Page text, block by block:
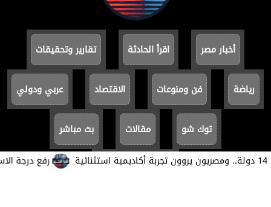
​رفع درجة
أخبار مصر اقرأ الحادثة تقارير وتحقيقات
رياضة فن ومنوعات الاقتصاد عربي ودولي
توك شو مقالات بث مباشر
سياسة الخصوصية